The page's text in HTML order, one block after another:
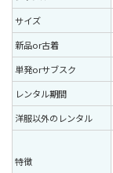
サイズ
新品or古着
単発orサブスク
レンタル期間
洋服以外のレンタル
特徴